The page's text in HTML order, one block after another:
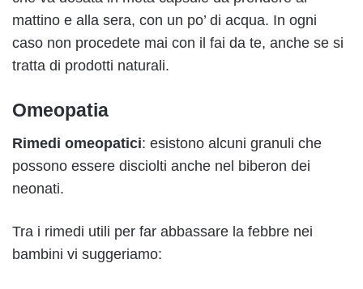
mattino e alla sera, con un po’ di acqua. In ogni
caso non procedete mai con il fai da te, anche se si
tratta di prodotti naturali.
Omeopatia
Rimedi omeopatici: esistono alcuni granuli che
possono essere disciolti anche nel biberon dei
neonati.
Tra i rimedi utili per far abbassare la febbre nei
bambini vi suggeriamo: